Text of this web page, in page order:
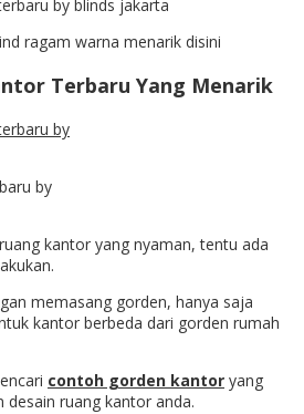
ragam warna menarik disini
Terbaru Yang Menarik
by
kantor yang nyaman, tentu ada
memasang gorden, hanya saja
kantor berbeda dari gorden rumah
contoh gorden kantor yang
desain ruang kantor anda.